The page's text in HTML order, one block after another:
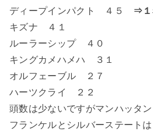
ディープインパクト ４５
⇒１
キズナ ４１
ルーラーシップ ４０
キングカメハメハ ３１
オルフェーブル ２７
ハーツクライ ２２
頭数は少ないですがマンハッタ
フランケルとシルバーステート